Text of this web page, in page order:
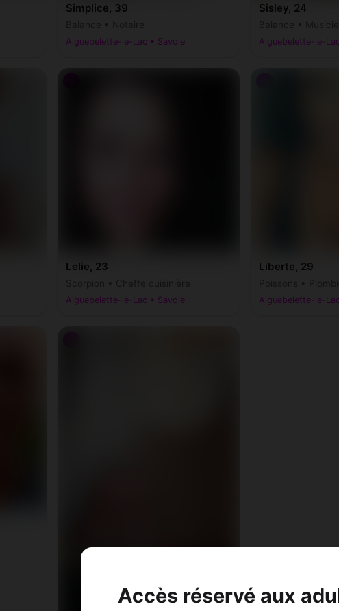
Accès réservé aux
Simplice, 39
Aiguebelette-le-Lac • Savoie
Sisley, 24
Aiguebelette-le-
Lelie, 23
Aiguebelette-le-Lac • Savoie
Liberte, 29
Aiguebelette-le-